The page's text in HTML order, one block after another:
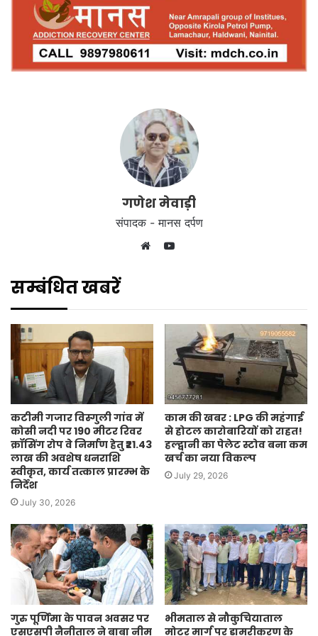
गणेश मेवाड़ी
संपादक - मानस दर्पण
YouTube
सम्बंधित खबरें
कटीमी गजार विस्गुली गांव में
कोसी नदी पर 190 मीटर रिवर
क्रॉसिंग रोप वे निर्माण हेतु ₹21.43
लाख की अवशेष धनराशि
स्वीकृत, कार्य तत्काल प्रारम्भ के
निर्देश
July 30, 2026
काम की खबर : LPG की महंगाई
से होटल कारोबारियों को राहत!
हल्द्वानी का पेलेट स्टोव बना कम
खर्च का नया विकल्प
July 29, 2026
गुरु पूर्णिमा के पावन अवसर पर
एसएसपी नैनीताल ने बाबा नीम
भीमताल से नौकुचियाताल
मोटर मार्ग पर डामरीकरण के